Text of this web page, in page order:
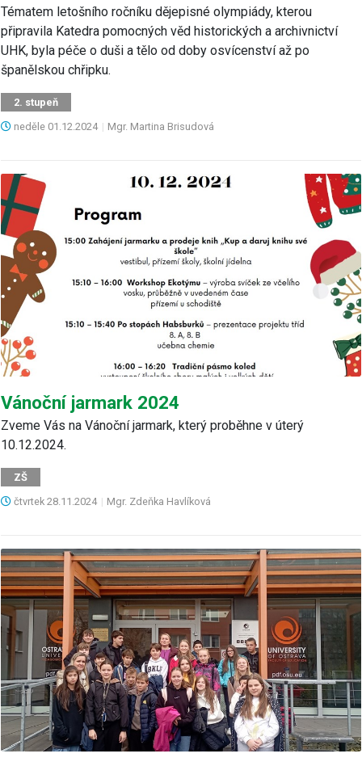
Tématem letošního ročníku dějepisné olympiády, kterou
připravila Katedra pomocných věd historických a archivnictví
UHK, byla péče o duši a tělo od doby osvícenství až po
španělskou chřipku.
2. stupeň
neděle 01.12.2024 | Mgr. Martina Brisudová
Vánoční jarmark 2024
Zveme Vás na Vánoční jarmark, který proběhne v úterý
10.12.2024.
ZŠ
čtvrtek 28.11.2024 | Mgr. Zdeňka Havlíková